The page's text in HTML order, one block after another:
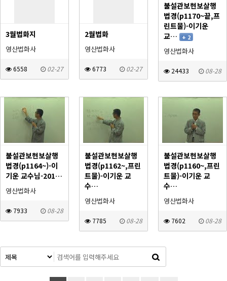
3월법화지
영산법화사
6558 02-27
2월법화
영산법화사
6773 02-27
불설관보현보살행
법경(p1170~끝,프
린트물)-이기운
교…
+ 2
영산법화사
24433 08-28
불설관보현보살행
법경(p1164~)-이
기운 교수님-201…
영산법화사
7933 08-28
불설관보현보살행
법경(p1162~,프린
트물)-이기운 교
수…
영산법화사
7785 08-28
불설관보현보살행
법경(p1160~,프린
트물)-이기운 교
수…
영산법화사
7602 08-28